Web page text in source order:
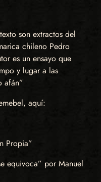
son extractos del
chileno Pedro
es un ensayo que
y lugar a las
afán”
aquí:
Propia”
equivoca” por Manuel